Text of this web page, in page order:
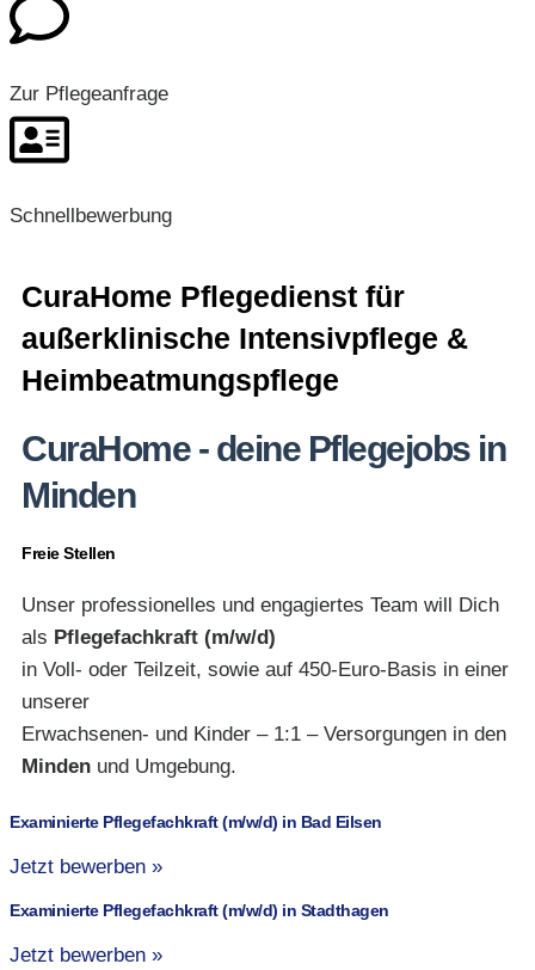
Zur Pflegeanfrage
Schnellbewerbung
CuraHome Pflegedienst für
außerklinische Intensivpflege &
Heimbeatmungspflege
CuraHome - deine Pflegejobs in
Minden​
Freie Stellen
Unser professionelles und engagiertes Team will Dich
als Pflegefachkraft (m/w/d)
in Voll- oder Teilzeit, sowie auf 450-Euro-Basis in einer
unserer
Erwachsenen- und Kinder – 1:1 – Versorgungen in den
Minden und Umgebung.
Examinierte Pflegefachkraft (m/w/d) in Bad Eilsen
Jetzt bewerben »
Examinierte Pflegefachkraft (m/w/d) in Stadthagen
Jetzt bewerben »